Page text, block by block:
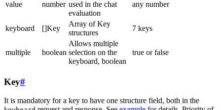
value number used in the chat
evaluation
any number
keyboard []Key
Array of Key
structures
7 keys
multiple boolean
Allows multiple
selection on the
keyboard, boolean
true or false
Key#
It is mandatory for a key to have one structure field, both in the